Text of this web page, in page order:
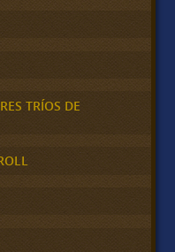
TRÍOS DE